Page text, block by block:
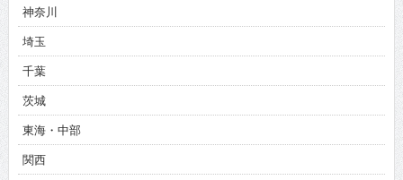
神奈川
埼玉
千葉
茨城
東海・中部
関西